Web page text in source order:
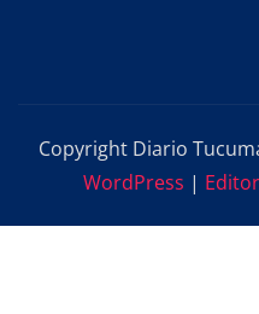
Copyright Diario
WordPress |